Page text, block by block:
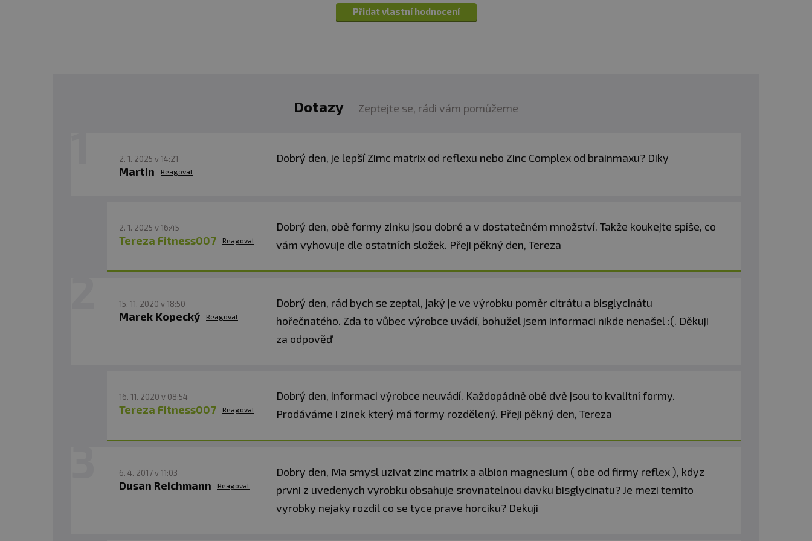
Přidat vlastní hodnocení
Dotazy Zeptejte se, rádi vám pomůžeme
2. 1. 2025 v 14:21
Martin Reagovat
Dobrý den, je lepší Zimc matrix od reflexu nebo Zinc Complex od brainmaxu? Diky
2. 1. 2025 v 16:45
Tereza Fitness007 Reagovat
Dobrý den, obě formy zinku jsou dobré a v dostatečném množství. Takže koukejte spíše, co
vám vyhovuje dle ostatních složek. Přeji pěkný den, Tereza
15. 11. 2020 v 18:50
Marek Kopecký Reagovat
Dobrý den, rád bych se zeptal, jaký je ve výrobku poměr citrátu a bisglycinátu
hořečnatého. Zda to vůbec výrobce uvádí, bohužel jsem informaci nikde nenašel :(. Děkuji
za odpověď
16. 11. 2020 v 08:54
Tereza Fitness007 Reagovat
Dobrý den, informaci výrobce neuvádí. Každopádně obě dvě jsou to kvalitní formy.
Prodáváme i zinek který má formy rozdělený. Přeji pěkný den, Tereza
6. 4. 2017 v 11:03
Dusan Reichmann Reagovat
Dobry den, Ma smysl uzivat zinc matrix a albion magnesium ( obe od firmy reflex ), kdyz
prvni z uvedenych vyrobku obsahuje srovnatelnou davku bisglycinatu? Je mezi temito
vyrobky nejaky rozdil co se tyce prave horciku? Dekuji